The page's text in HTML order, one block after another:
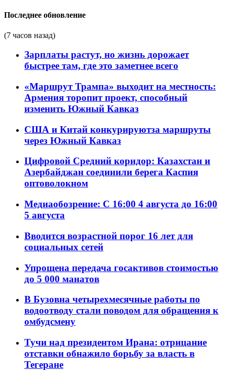
Последнее обновление
(7 часов назад)
Зарплаты растут, но жизнь дорожает
быстрее там, где это заметнее всего
«Маршрут Трампа» выходит на местность:
Армения торопит проект, способный
изменить Южный Кавказ
США и Китай конкурируютза маршруты
через Южный Кавказ
Цифровой Средний коридор: Казахстан и
Азербайджан соединили берега Каспия
оптоволокном
Медиаобозрение: С 16:00 4 августа до 16:00
5 августа
Вводится возрастной порог 16 лет для
социальных сетей
Упрощена передача госактивов стоимостью
до 5 000 манатов
В Бузовна четырехмесячные работы по
водоотводу стали поводом для обращения к
омбудсмену
Тучи над президентом Ирана: отрицание
отставки обнажило борьбу за власть в
Тегеране